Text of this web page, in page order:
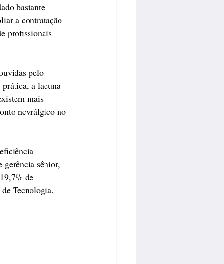
bastante
a contratação
profissionais
pelo
prática, a lacuna
mais
nevrálgico no
gerência sênior,
de
Tecnologia.